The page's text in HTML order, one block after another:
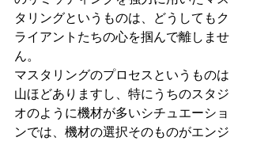
タリングというものは、どうしてもク
ライアントたちの心を掴んで離しませ
ん。
マスタリングのプロセスというものは
山ほどありますし、特にうちのスタジ
オのように機材が多いシチュエーショ
ンでは、機材の選択そのものがエンジ